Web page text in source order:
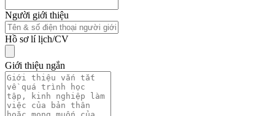
Người giới thiệu
Hồ sơ lí lịch/CV
Giới thiệu ngắn